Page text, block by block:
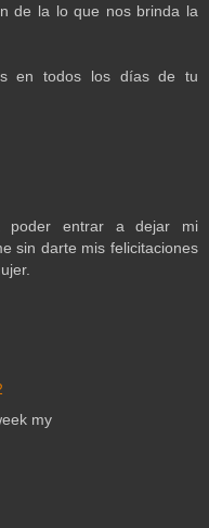
de la lo que nos brinda la
en todos los días de tu
poder entrar a dejar mi
sin darte mis felicitaciones
my